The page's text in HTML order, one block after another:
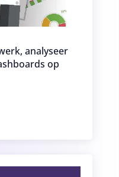
analyseer
op